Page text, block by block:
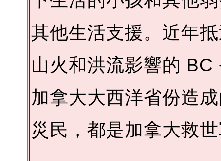
其他生活支援。近年
山火和洪流影響的
加拿大大西洋省份造
災民，都是加拿大救